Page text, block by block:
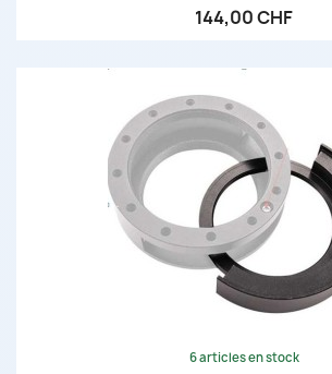
144,00 CHF
6 articles en stock